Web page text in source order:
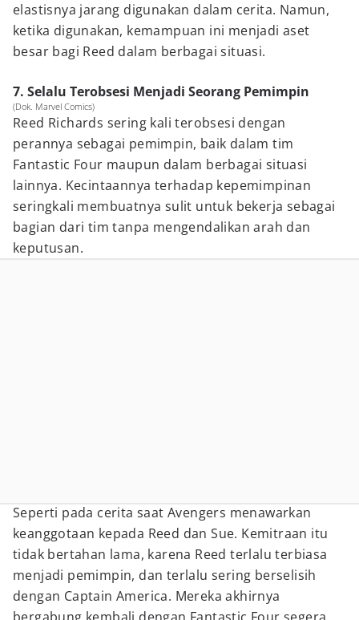
elastisnya jarang digunakan dalam cerita. Namun,
ketika digunakan, kemampuan ini menjadi aset
besar bagi Reed dalam berbagai situasi.
7. Selalu Terobsesi Menjadi Seorang Pemimpin
(Dok. Marvel Comics)
Reed Richards sering kali terobsesi dengan
perannya sebagai pemimpin, baik dalam tim
Fantastic Four maupun dalam berbagai situasi
lainnya. Kecintaannya terhadap kepemimpinan
seringkali membuatnya sulit untuk bekerja sebagai
bagian dari tim tanpa mengendalikan arah dan
keputusan.
Seperti pada cerita saat Avengers menawarkan
keanggotaan kepada Reed dan Sue. Kemitraan itu
tidak bertahan lama, karena Reed terlalu terbiasa
menjadi pemimpin, dan terlalu sering berselisih
dengan Captain America. Mereka akhirnya